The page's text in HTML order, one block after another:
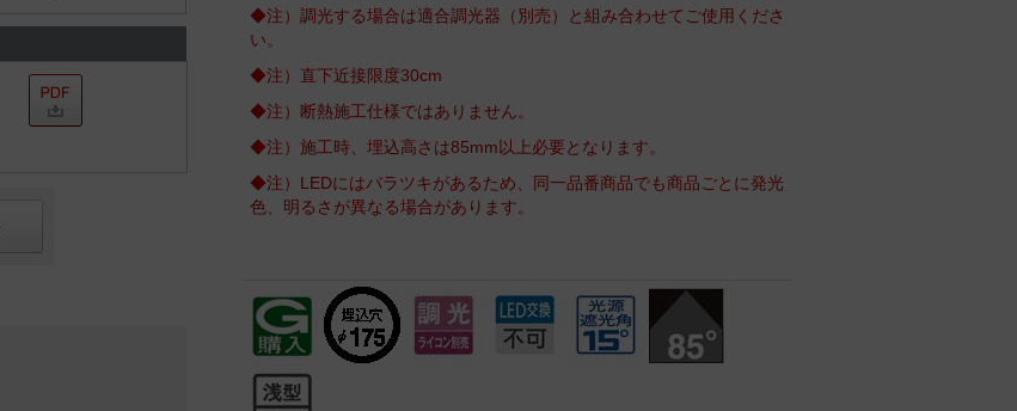
◆注）調光する場合は適合調光器（別売）と組み合わせてご使用くださ
い。
◆注）直下近接限度30cm
◆注）断熱施工仕様ではありません。
◆注）施工時、埋込高さは85mm以上必要となります。
◆注）LEDにはバラツキがあるため、同一品番商品でも商品ごとに発光
色、明るさが異なる場合があります。